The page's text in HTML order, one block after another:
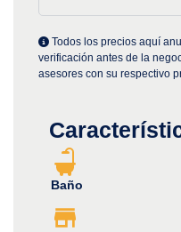
Todos los precios aquí
verificación antes de la
asesores con su respectivo
Baño